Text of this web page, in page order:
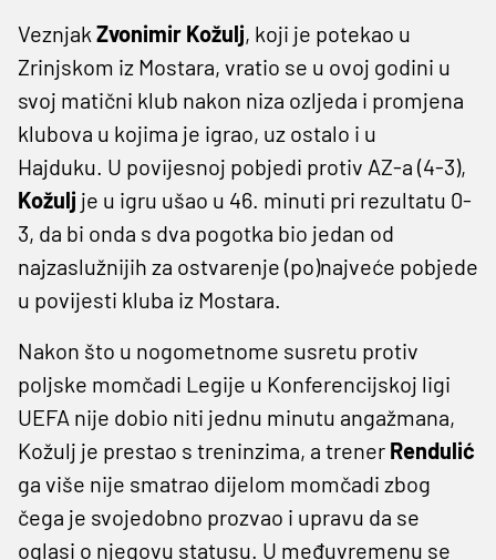
Veznjak Zvonimir Kožulj, koji je potekao u
Zrinjskom iz Mostara, vratio se u ovoj godini u
svoj matični klub nakon niza ozljeda i promjena
klubova u kojima je igrao, uz ostalo i u
Hajduku. U povijesnoj pobjedi protiv AZ-a (4-3),
Kožulj je u igru ušao u 46. minuti pri rezultatu 0-
3, da bi onda s dva pogotka bio jedan od
najzaslužnijih za ostvarenje (po)najveće pobjede
u povijesti kluba iz Mostara.
Nakon što u nogometnome susretu protiv
poljske momčadi Legije u Konferencijskoj ligi
UEFA nije dobio niti jednu minutu angažmana,
Kožulj je prestao s treninzima, a trener Rendulić
ga više nije smatrao dijelom momčadi zbog
čega je svojedobno prozvao i upravu da se
oglasi o njegovu statusu. U međuvremenu se